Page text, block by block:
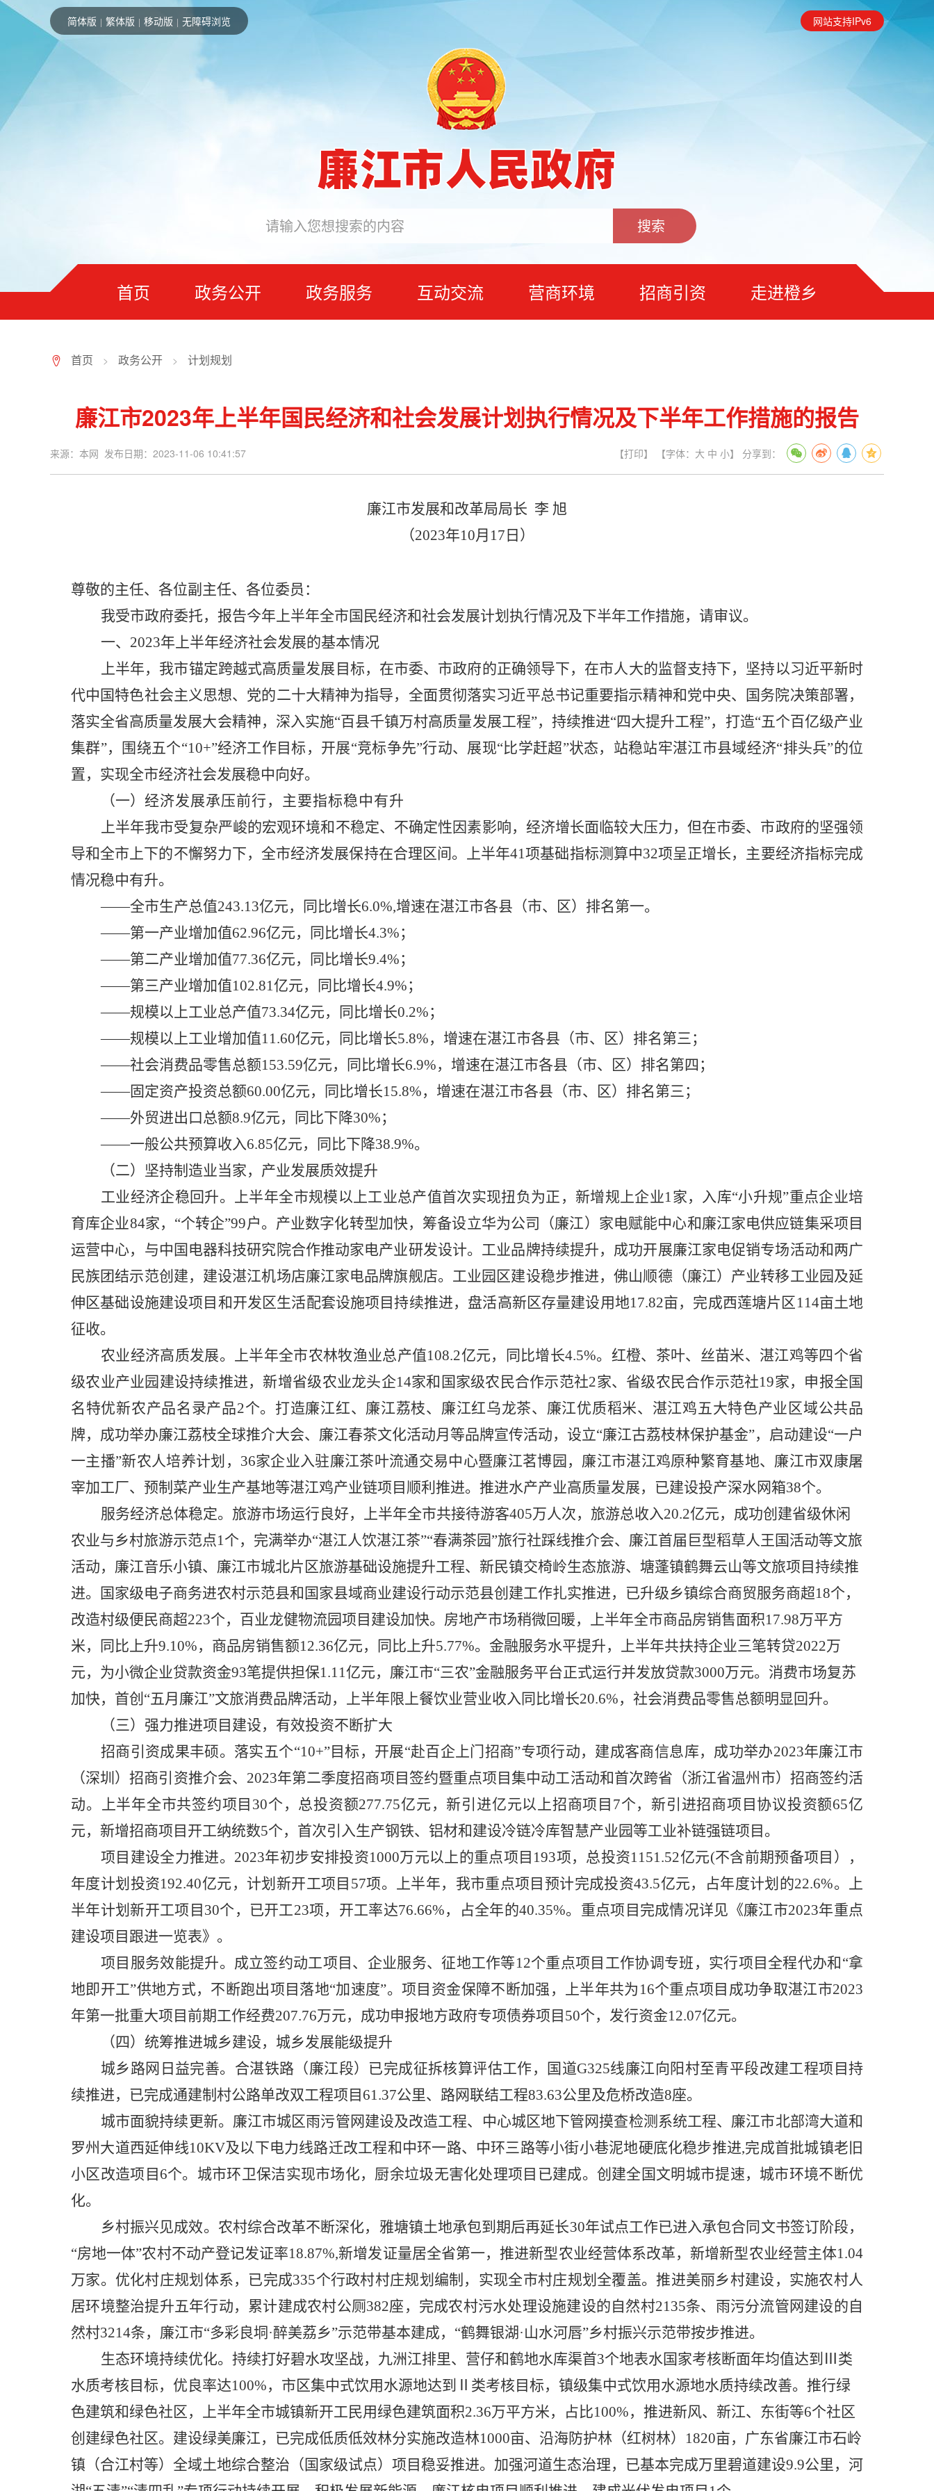
简体版 | 繁体版 | 移动版 | 无障碍浏览 网站支持IPv6
首页 政务公开 政务服务 互动交流 营商环境 招商引资 走进橙乡
7 首页 > 政务公开 > 计划规划
廉江市2023年上半年国民经济和社会发展计划执行情况及下半年工作措施的报告
来源：本网 发布日期：2023-11-06 10:41:57 【打印】 【字体： 大 中 小】 分享到：
廉江市发展和改革局局长 李 旭
（2023年10月 17 日）
尊敬的主任、各位副主任、各位委员：
我受市政府委托，报告今年上半年全市国民经济和社会发展计划执行情况及下半年工作措施，请审议。
一、 2023年上半年经济社会发展的基本情况
上半年，我市锚定跨越式高质量发展目标，在市委、市政府的正确领导下，在市人大的监督支持下，坚持以习近平新时
代中国特色社会主义思想、党的二十大精神为指导，全面贯彻落实习近平总书记重要指示精神和党中央、国务院决策部署，
落实全省高质量发展大会精神，深入实施“百县千镇万村高质量发展工程”，持续推进“四大提升工程”，打造“五个百亿级产业
集群”，
围绕五个“10+”经济工作目标， 开展“竞标争先”行动、展现“比学赶超”状态，站稳站牢湛江市县域经济“排头兵”的位
置，实现全市经济社会发展稳中向好。
（一） 经济发展承压前行，主要指标稳中有升
上半年我市受复杂严峻的宏观环境和不稳定、不确定性因素影响，经济增长面临较大压力，但在市委、市政府的坚强领
导和全市上下的不懈努力下，全市经济发展保持在合理区间。上半年41项基础指标测算中32项呈正增长，主要经济指标完成
情况稳中有升。
——全市生产总值243.13亿元，同比增长6.0%,增速在湛江市各县（市、区）排名第一。
——第一产业增加值62.96亿元，同比增长4.3%；
——第二产业增加值77.36亿元，同比增长9.4%；
——第三产业增加值102.81亿元，同比增长4.9%；
——规模以上工业总产值73.34亿元，同比增长0.2%；
——规模以上工业增加值11.60亿元，同比增长5.8%，增速在湛江市各县（市、区）排名第三；
——社会消费品零售总额153.59亿元，同比增长6.9%，增速在湛江市各县（市、区）排名第四；
——固定资产投资总额60.00亿元，同比增长15.8%，增速在湛江市各县（市、区）排名第三；
——外贸进出口总额8.9亿元，同比下降30%；
——一般公共预算收入6.85亿元，同比下降38.9%。
（二）坚持制造业当家，产业发展质效提升
工业经济企稳回升。上半年全市规模以上工业总产值首次实现扭负为正，新增规上企业1家，入库“小升规”重点企业培
育库企业84家，“个转企”99户。产业数字化转型加快， 筹备设立华为公司（廉江）家电赋能中心和廉江家电供应链集采项目
运营中心，与中国电器科技研究院合作推动家电产业研发设计。工业品牌持续提升，成功开展廉江家电促销专场活动和两广
民族团结示范创建，建设湛江机场店廉江家电品牌旗舰店。工业园区建设稳步推进，佛山顺德（廉江）产业转移工业园及延
伸区基础设施建设项目和开发区生活配套设施项目持续推进，盘活高新区存量建设用地17.82亩，完成西莲塘片区114亩土地
征收。
农业经济高质发展。
上半年全市农林牧渔业总产值108.2亿元，同比增长4.5%。红橙、茶叶、丝苗米、湛江鸡等四个省
级农业产业园建设持续推进，新增省级农业龙头企14家和国家级农民合作示范社2家、省级农民合作示范社19家，申报全国
名特优新农产品名录产品2个。打造廉江红、 廉江荔枝、廉江红乌龙茶、 廉江优质稻米、 湛江鸡五大特色产业区域公共品
牌，成功举办廉江荔枝全球推介大会、廉江春茶文化活动月等品牌宣传活动，设立“廉江古荔枝林保护基金”，启动建设“一户
一主播”新农人培养计划，36家企业入驻廉江茶叶流通交易中心暨廉江茗博园，廉江市湛江鸡原种繁育基地、廉江市双康屠
宰加工厂、预制菜产业生产基地等湛江鸡产业链项目顺利推进。推进水产产业高质量发展，已建设投产深水网箱38个。
服务经济总体稳定。 旅游市场运行良好，上半年全市共接待游客405万人次，旅游总收入20.2亿元，成功创建省级休闲
农业与乡村旅游示范点1个，完满举办“湛江人饮湛江茶”“春满茶园”旅行社踩线推介会、廉江首届巨型稻草人王国活动等文旅
活动，廉江音乐小镇、廉江市城北片区旅游基础设施提升工程、新民镇交椅岭生态旅游、塘蓬镇鹤舞云山等文旅项目持续推
进。国家级电子商务进农村示范县和国家县域商业建设行动示范县创建工作扎实推进，已升级乡镇综合商贸服务商超18个，
改造村级便民商超223个，百业龙健物流园项目建设加快。房地产市场稍微回暖，上半年全市商品房销售面积17.98万平方
米，同比上升9.10%，商品房销售额12.36亿元，同比上升5.77%。金融服务水平提升，上半年共扶持企业三笔转贷2022万
元，为小微企业贷款资金93笔提供担保1.11亿元，廉江市“三农”金融服务平台正式运行并发放贷款3000万元。消费市场复苏
加快，首创“五月廉江”文旅消费品牌活动，上半年限上餐饮业营业收入同比增长20.6%，社会消费品零售总额明显回升。
（三）强力推进项目建设，有效投资不断扩大
招商引资成果丰硕。 落实五个“10+”目标，开展“赴百企上门招商”专项行动，建成客商信息库，成功举办2023年廉江市
（深圳）招商引资推介会、2023年第二季度招商项目签约暨重点项目集中动工活动和首次跨省（浙江省温州市）招商签约活
动。上半年全市共签约项目 30个，总投资额277.75亿元，新引进亿元以上招商项目7个，新引进招商项目协议投资额65亿
元，新增招商项目开工纳统数5个， 首次引入生产钢铁、铝材和建设冷链冷库智慧产业园等工业补链强链项目。
项目建设全力推进。 2023年初步安排投资1000万元以上的重点项目193项，总投资1151.52亿元(不含前期预备项目），
年度计划 投资192.40亿元，计划新开工项目57项。上半年，我市重点项目预计完成投资43.5亿元，占年度计划的22.6%。上
半年计划新开工项目30个，已开工23项，开工率达76.66%，占全年的40.35%。 重点项目完成情况详见《廉江市2023年重点
建设项目跟进一览表》。
项目服务效能提升。 成立签约动工项目、企业服务、征地工作等12个重点项目工作协调专班，实行项目全程代办和“拿
地即开工”供地方式，不断跑出项目落地“加速度”。项目资金保障不断加强，上半年共为16个重点项目成功争取湛江市2023
年第一批重大项目前期工作经费207.76万元，成功申报地方政府专项债券项目50个，发行资金12.07亿元。
（四） 统筹推进城乡建设，城乡发展能级提升
城乡路网日益完善。 合湛铁路（廉江段）已完成征拆核算评估工作，国道G325线廉江向阳村至青平段改建工程项目持
续推进，已完成通建制村公路单改双工程项目61.37公里、路网联结工程83.63公里及危桥改造8座。
城市面貌持续更新。 廉江市城区雨污管网建设及改造工程、中心城区地下管网摸查检测系统工程、廉江市北部湾大道和
罗州大道西延伸线10KV及以下电力线路迁改工程和中环一路、中环三路等小街小巷泥地硬底化稳步推进,完成首批城镇老旧
小区改造项目6个。城市环卫保洁实现市场化，厨余垃圾无害化处理项目已建成。创建全国文明城市提速，城市环境不断优
化。
乡村振兴见成效。 农村综合改革不断深化，雅塘镇土地承包到期后再延长30年试点工作已进入承包合同文书签订阶段，
“房地一体”农村不动产登记发证率18.87%,新增发证量居全省第一，推进新型农业经营体系改革，新增新型农业经营主体1.04
万家。优化村庄规划体系，已完成335个行政村村庄规划编制，实现全市村庄规划全覆盖。推进美丽乡村建设，实施农村人
居环境整治提升五年行动，累计建成农村公厕382座，完成农村污水处理设施建设的自然村2135条、雨污分流管网建设的自
然村3214条，廉江市“多彩良垌·醉美荔乡”示范带基本建成，“鹤舞银湖·山水河唇”乡村振兴示范带按步推进。
生态环境持续优化。 持续打好碧水攻坚战，九洲江排里、 营仔和鹤地水库渠首3个地表水国家考核断面年均值达到Ⅲ类
水质考核目标，优良率达100%， 市区集中式饮用水源地达到 Ⅱ类考核目标，镇级集中式饮用水源地水质持续改善。推行绿
色建筑和绿色社区，上半年全市城镇新开工民用绿色建筑面积2.36万平方米，占比100%，推进新风、新江、东街等6个社区
创建绿色社区。建设绿美廉江，已完成低质低效林分实施改造林1000亩、沿海防护林（红树林）1820亩，广东省廉江市石岭
镇（合江村等）全域土地综合整治（国家级试点）项目稳妥推进。加强河道生态治理，已基本完成万里碧道建设9.9公里，河